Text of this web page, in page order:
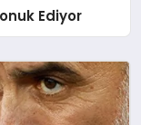
Ediyor